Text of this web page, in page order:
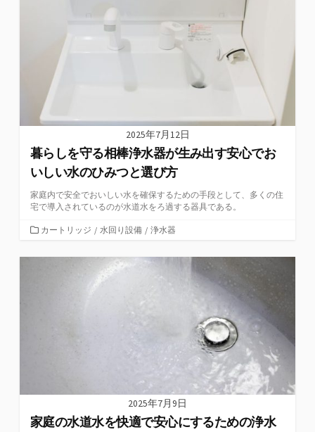
2025年7月12日
暮らしを守る相棒浄水器が生み出す安心でお
いしい水のひみつと選び方
家庭内で安全でおいしい水を確保するための手段として、多くの住
宅で導入されているのが水道水をろ過する器具である。
カ
ゴ
カートリッジ / 水回り設備 / 浄水器
2025年7月9日
家庭の水道水を快適で安心にするための浄水